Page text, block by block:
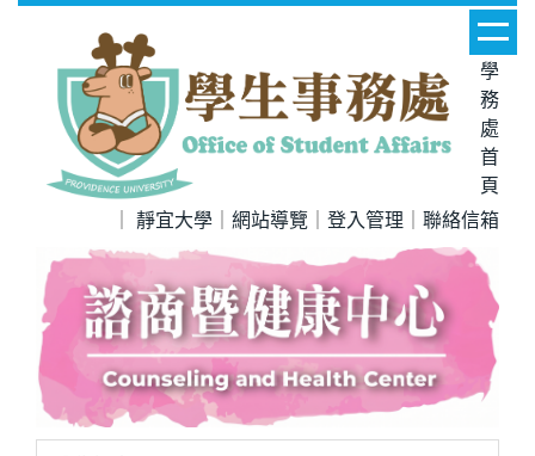
學
務
處
首
頁
靜宜大學 網站導覽 登入管理 聯絡信箱